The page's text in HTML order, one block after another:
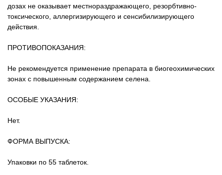
дозах не оказывает местнораздражающего, резорбтивно-
токсического, аллергизирующего и сенсибилизирующего
действия.
ПРОТИВОПОКАЗАНИЯ:
Не рекомендуется применение препарата в биогеохимических
зонах с повышенным содержанием селена.
ОСОБЫЕ УКАЗАНИЯ:
Нет.
ФОРМА ВЫПУСКА:
Упаковки по 55 таблеток.